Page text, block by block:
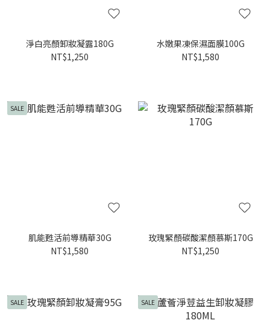
淨白亮顏卸妝凝露180G
NT$1,250
水嫩果凍保濕面膜100G
NT$1,580
SALE
肌能甦活前導精華30G
NT$1,580
玫瑰緊顏碳酸潔顏慕斯170G
NT$1,250
SALE SALE